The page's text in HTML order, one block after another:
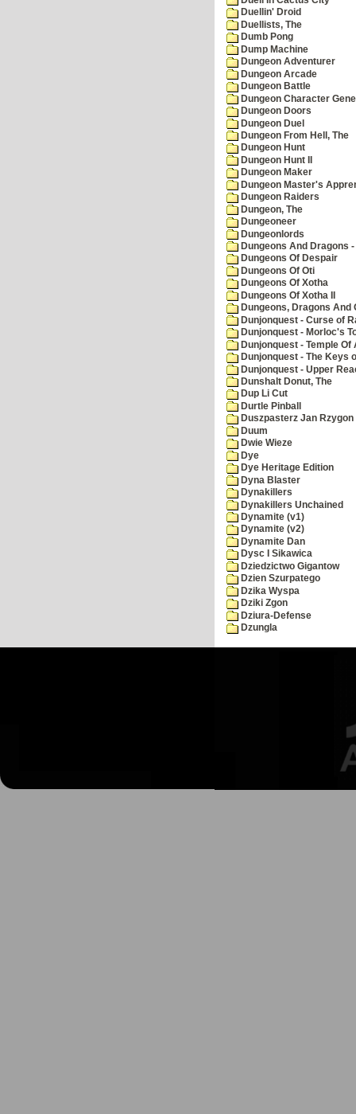
Duellin' Droid
Duellists, The
Dumb Pong
Dump Machine
Dungeon Adventurer
Dungeon Arcade
Dungeon Battle
Dungeon Character
Dungeon Doors
Dungeon Duel
Dungeon From Hell, The
Dungeon Hunt
Dungeon Hunt II
Dungeon Maker
Dungeon Master's
Dungeon Raiders
Dungeon, The
Dungeoneer
Dungeonlords
Dungeons And Dragons
Dungeons Of Despair
Dungeons Of Oti
Dungeons Of Xotha
Dungeons Of Xotha II
Dungeons, Dragons And
Dunjonquest - Curse of
Dunjonquest - Morloc's
Dunjonquest - Temple Of
Dunjonquest - The Keys
Dunjonquest - Upper
Dunshalt Donut, The
Dup Li Cut
Durtle Pinball
Duszpasterz Jan Rzygon
Duum
Dwie Wieze
Dye
Dye Heritage Edition
Dyna Blaster
Dynakillers
Dynakillers Unchained
Dynamite (v1)
Dynamite (v2)
Dynamite Dan
Dysc I Sikawica
Dziedzictwo Gigantow
Dzien Szurpatego
Dzika Wyspa
Dziki Zgon
Dziura-Defense
Dzungla